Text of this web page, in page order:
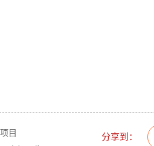
分享到：
目